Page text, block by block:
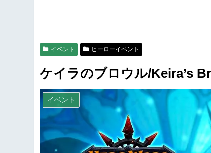
イベント ヒーローイベント
ケイラのブロウル/Keira’s
イベント